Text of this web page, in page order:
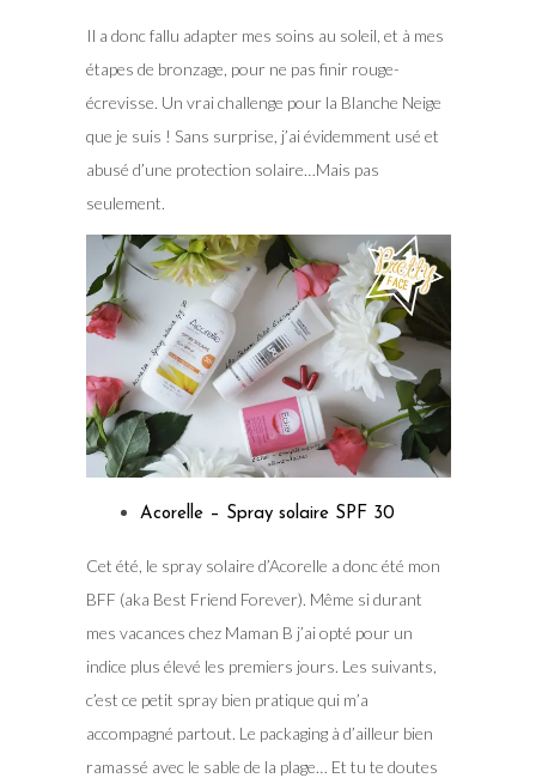
Il a donc fallu adapter mes soins au soleil, et à mes
étapes de bronzage, pour ne pas finir rouge-
écrevisse. Un vrai challenge pour la Blanche Neige
que je suis ! Sans surprise, j’ai évidemment usé et
abusé d’une protection solaire…Mais pas
seulement.
Acorelle – Spray solaire SPF 30
Cet été, le spray solaire d’Acorelle a donc été mon
BFF (aka Best Friend Forever). Même si durant
mes vacances chez Maman B j’ai opté pour un
indice plus élevé les premiers jours. Les suivants,
c’est ce petit spray bien pratique qui m’a
accompagné partout. Le packaging à d’ailleur bien
ramassé avec le sable de la plage… Et tu te doutes